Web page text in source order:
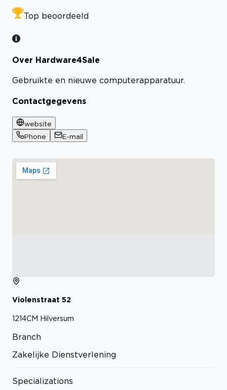
Top beoordeeld
Over Hardware4Sale
Gebruikte en nieuwe computerapparatuur.
Contactgegevens
website
Phone
E-mail
Violenstraat 52
1214CM Hilversum
Branch
Zakelijke Dienstverlening
Specializations